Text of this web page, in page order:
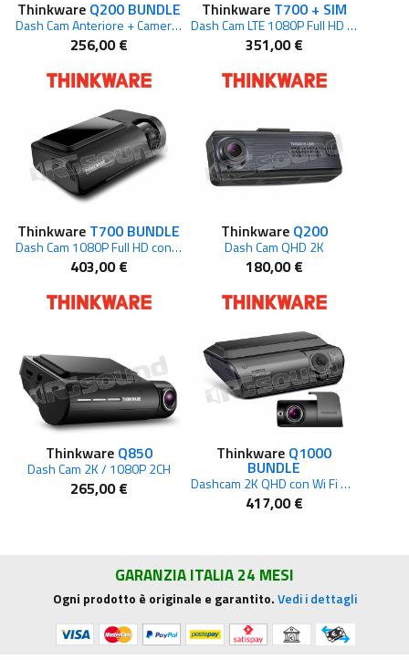
Thinkware Q200 BUNDLE
Dash Cam Anteriore + Camera Posteriore
256,00 €
Thinkware T700 + SIM
Dash Cam LTE 1080P Full HD con connessione 4G Integrata
351,00 €
Thinkware T700 BUNDLE
Dash Cam 1080P Full HD con connessione 4G e Rear Cam
403,00 €
Thinkware Q200
Dash Cam QHD 2K
180,00 €
Thinkware Q850
Dash Cam 2K / 1080P 2CH
265,00 €
Thinkware Q1000
BUNDLE
Dashcam 2K QHD con Wi Fi e GPS integrati Rear cam inclusa
417,00 €
GARANZIA ITALIA 24 MESI
Ogni prodotto è originale e garantito.Vedi i dettagli